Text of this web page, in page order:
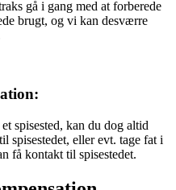
gå i gang med at forberede
brugt, og vi kan desværre
spisested, kan du dog altid
spisestedet, eller evt. tage fat i
få kontakt til spisestedet.